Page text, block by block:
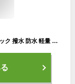
[chamo] マザーズリュック マザーズバッグ リュック 撥水 防水 軽量 災害用 ママ パパ 保冷 保温 ナイロン 通勤 丸洗い (ブラック)